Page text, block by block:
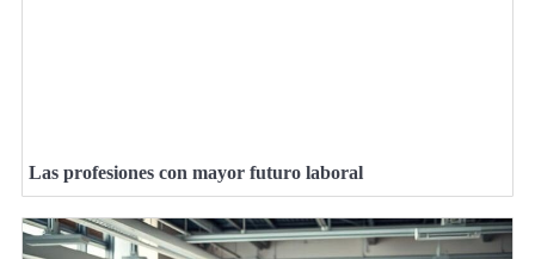
Las profesiones con mayor futuro laboral